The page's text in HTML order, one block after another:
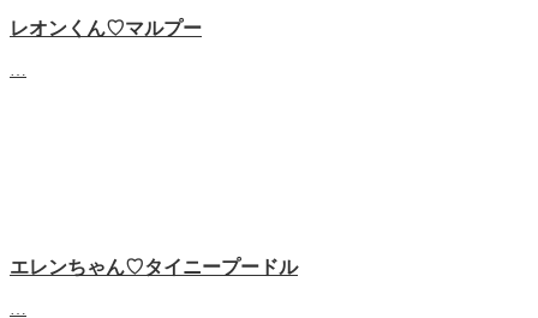
レオンくん♡マルプー
エレンちゃん♡タイニープードル